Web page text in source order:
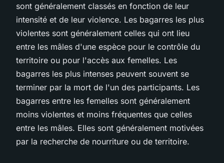
sont généralement classés en fonction de leur
intensité et de leur violence. Les bagarres les plus
violentes sont généralement celles qui ont lieu
entre les mâles d'une espèce pour le contrôle du
territoire ou pour l'accès aux femelles. Les
bagarres les plus intenses peuvent souvent se
terminer par la mort de l'un des participants. Les
bagarres entre les femelles sont généralement
moins violentes et moins fréquentes que celles
entre les mâles. Elles sont généralement motivées
par la recherche de nourriture ou de territoire.